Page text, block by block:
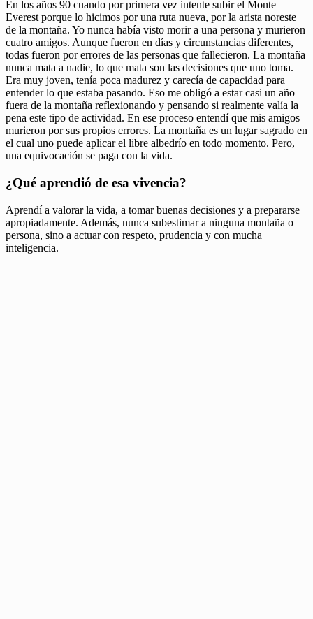
En los años 90 cuando por primera vez intente subir el Monte
Everest porque lo hicimos por una ruta nueva, por la arista noreste
de la montaña. Yo nunca había visto morir a una persona y murieron
cuatro amigos. Aunque fueron en días y circunstancias diferentes,
todas fueron por errores de las personas que fallecieron. La montaña
nunca mata a nadie, lo que mata son las decisiones que uno toma.
Era muy joven, tenía poca madurez y carecía de capacidad para
entender lo que estaba pasando. Eso me obligó a estar casi un año
fuera de la montaña reflexionando y pensando si realmente valía la
pena este tipo de actividad. En ese proceso entendí que mis amigos
murieron por sus propios errores. La montaña es un lugar sagrado en
el cual uno puede aplicar el libre albedrío en todo momento. Pero,
una equivocación se paga con la vida.
¿Qué aprendió de esa vivencia?
Aprendí a valorar la vida, a tomar buenas decisiones y a prepararse
apropiadamente. Además, nunca subestimar a ninguna montaña o
persona, sino a actuar con respeto, prudencia y con mucha
inteligencia.